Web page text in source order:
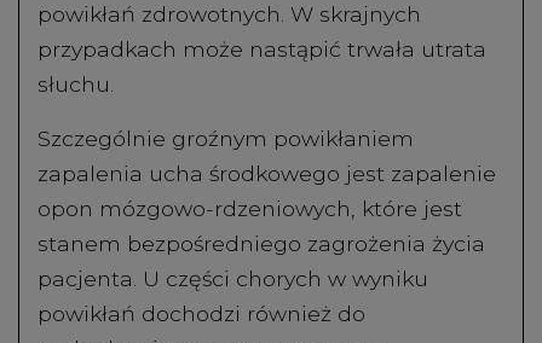
powikłań zdrowotnych. W skrajnych
przypadkach może nastąpić trwała utrata
słuchu.
Szczególnie groźnym powikłaniem
zapalenia ucha środkowego jest zapalenie
opon mózgowo-rdzeniowych, które jest
stanem bezpośredniego zagrożenia życia
pacjenta. U części chorych w wyniku
powikłań dochodzi również do